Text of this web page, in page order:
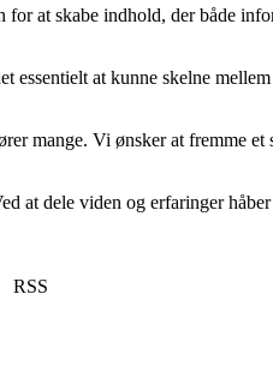
at skabe indhold, der både
at kunne skelne
mange. Vi ønsker at fremme
at dele viden og erfaringer
RSS